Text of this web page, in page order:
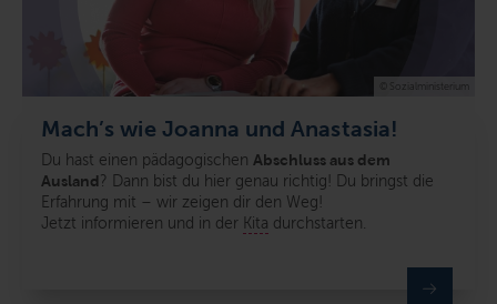
Mach’s wie Joanna und Anastasia!
Du hast einen pädagogischen Abschluss aus dem
Ausland? Dann bist du hier genau richtig! Du bringst die
Erfahrung mit – wir zeigen dir den Weg!
Jetzt informieren und in der Kita durchstarten.
© Sozialministerium